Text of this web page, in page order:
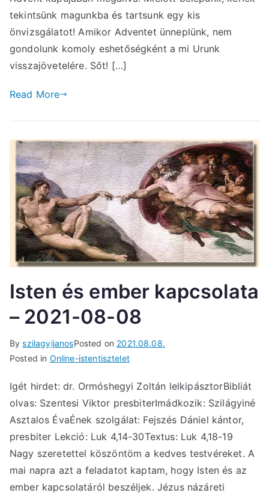
tekintsünk magunkba és tartsunk egy kis
önvizsgálatot! Amikor Adventet ünneplünk, nem
gondolunk komoly eshetőségként a mi Urunk
visszajövetelére. Sőt! […]
Read More
Isten és ember kapcsolata
– 2021-08-08
ByszilagyijanosPosted on 2021.08.08.
Posted in Online-istentisztelet
Igét hirdet: dr. Ormóshegyi Zoltán lelkipásztorBibliát
olvas: Szentesi Viktor presbiterImádkozik: Szilágyiné
Asztalos ÉvaÉnek szolgálat: Fejszés Dániel kántor,
presbiter Lekció: Luk 4,14-30Textus: Luk 4,18-19
Nagy szeretettel köszöntöm a kedves testvéreket. A
mai napra azt a feladatot kaptam, hogy Isten és az
ember kapcsolatáról beszéljek. Jézus názáreti